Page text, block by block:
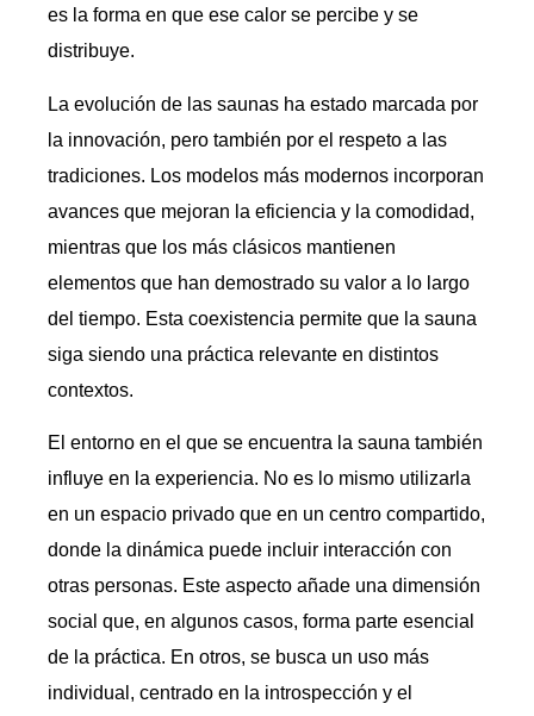
es la forma en que ese calor se percibe y se
distribuye.
La evolución de las saunas ha estado marcada por
la innovación, pero también por el respeto a las
tradiciones. Los modelos más modernos incorporan
avances que mejoran la eficiencia y la comodidad,
mientras que los más clásicos mantienen
elementos que han demostrado su valor a lo largo
del tiempo. Esta coexistencia permite que la sauna
siga siendo una práctica relevante en distintos
contextos.
El entorno en el que se encuentra la sauna también
influye en la experiencia. No es lo mismo utilizarla
en un espacio privado que en un centro compartido,
donde la dinámica puede incluir interacción con
otras personas. Este aspecto añade una dimensión
social que, en algunos casos, forma parte esencial
de la práctica. En otros, se busca un uso más
individual, centrado en la introspección y el